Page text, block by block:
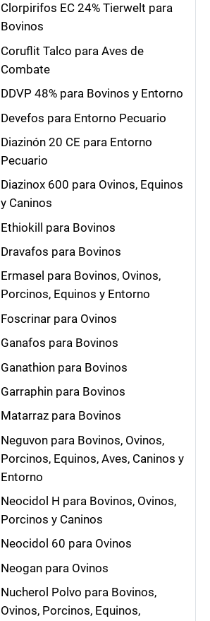
Clorpirifos EC 24% Tierwelt para
Bovinos
Coruflit Talco para Aves de
Combate
DDVP 48% para Bovinos y Entorno
Devefos para Entorno Pecuario
Diazinón 20 CE para Entorno
Pecuario
Diazinox 600 para Ovinos, Equinos
y Caninos
Ethiokill para Bovinos
Dravafos para Bovinos
Ermasel para Bovinos, Ovinos,
Porcinos, Equinos y Entorno
Foscrinar para Ovinos
Ganafos para Bovinos
Ganathion para Bovinos
Garraphin para Bovinos
Matarraz para Bovinos
Neguvon para Bovinos, Ovinos,
Porcinos, Equinos, Aves, Caninos y
Entorno
Neocidol H para Bovinos, Ovinos,
Porcinos y Caninos
Neocidol 60 para Ovinos
Neogan para Ovinos
Nucherol Polvo para Bovinos,
Ovinos, Porcinos, Equinos,